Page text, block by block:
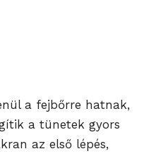
a fejbőrre hatnak,
a tünetek gyors
az első lépés,